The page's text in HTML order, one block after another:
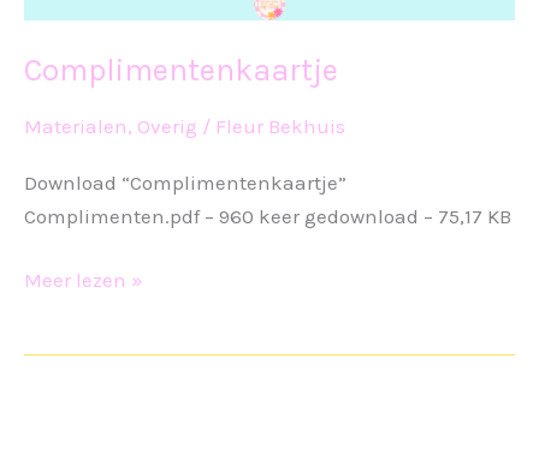
Complimentenkaartje
Materialen, Overig / Fleur Bekhuis
Download “Complimentenkaartje”
Complimenten.pdf – 960 keer gedownload – 75,17 KB
Complimentenkaartje
Meer lezen »